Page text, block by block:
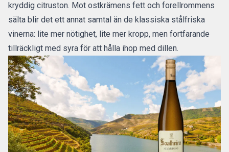
kryddig citruston. Mot ostkrämens fett och forellrommens
sälta blir det ett annat samtal än de klassiska stålfriska
vinerna: lite mer nötighet, lite mer kropp, men fortfarande
tillräckligt med syra för att hålla ihop med dillen.